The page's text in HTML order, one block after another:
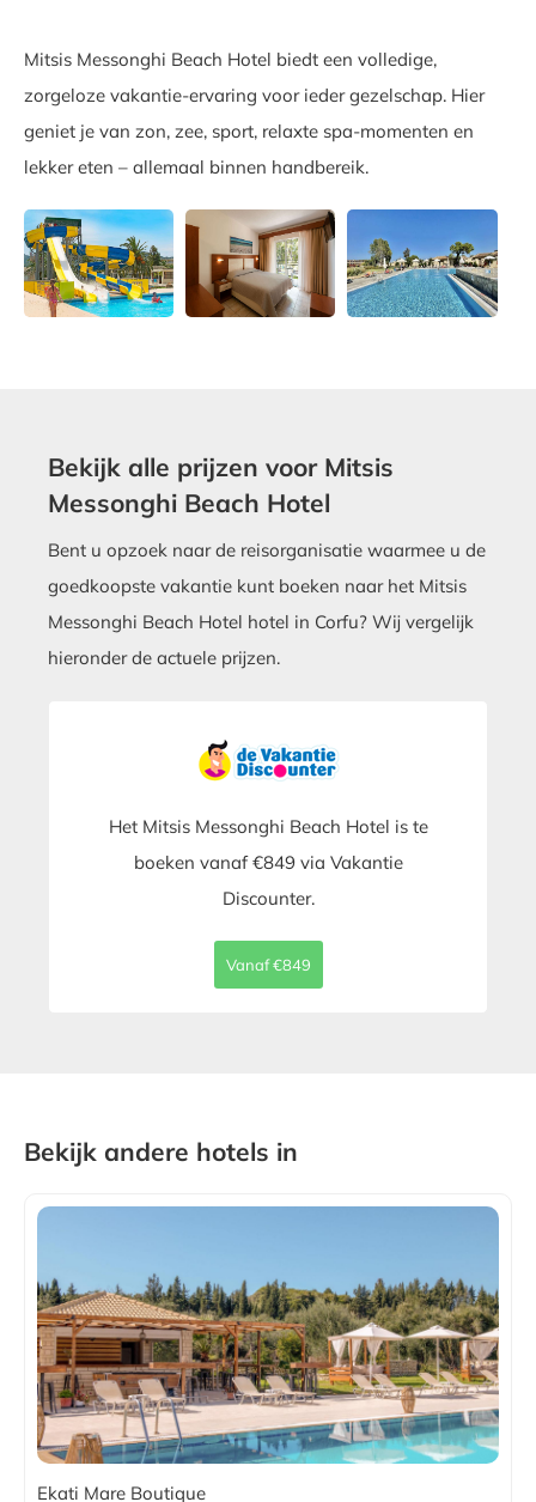
Mitsis Messonghi Beach Hotel biedt een volledige,
zorgeloze vakantie-ervaring voor ieder gezelschap. Hier
geniet je van zon, zee, sport, relaxte spa-momenten en
lekker eten – allemaal binnen handbereik.
Bekijk alle prijzen voor Mitsis
Messonghi Beach Hotel
Bent u opzoek naar de reisorganisatie waarmee u de
goedkoopste vakantie kunt boeken naar het Mitsis
Messonghi Beach Hotel hotel in Corfu? Wij vergelijk
hieronder de actuele prijzen.
Het Mitsis Messonghi Beach Hotel is te
boeken vanaf €849 via Vakantie
Discounter.
Vanaf €849
Bekijk andere hotels in
Ekati Mare Boutique